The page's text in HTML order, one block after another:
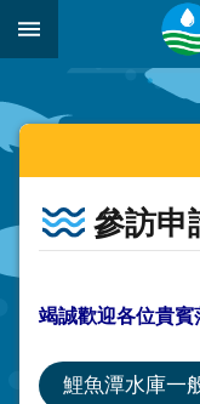
跳到主要內容區塊
::::::
參訪申
竭誠歡迎各位貴賓
鯉魚潭水庫一